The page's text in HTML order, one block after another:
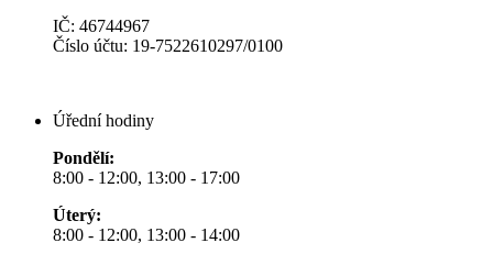
IČ: 46744967
Číslo účtu: 19-7522610297/0100
Úřední hodiny
Pondělí:
8:00 - 12:00, 13:00 - 17:00
Úterý:
8:00 - 12:00, 13:00 - 14:00